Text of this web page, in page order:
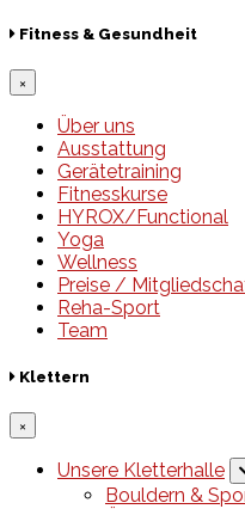
Fitness & Gesundheit
×
Über uns
Ausstattung
Gerätetraining
Fitnesskurse
HYROX/Functional
Yoga
Wellness
Preise /
Reha-Sport
Team
Klettern
×
Unsere Kletterhalle
Bouldern &